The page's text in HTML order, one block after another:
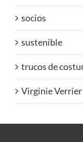
socios
sustenible
trucos de
Virginie Verrier